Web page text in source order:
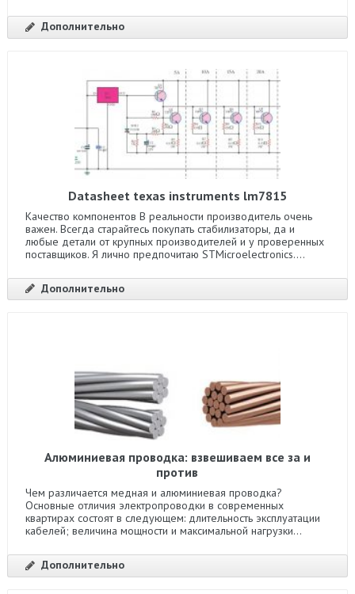
Дополнительно
Datasheet texas instruments lm7815
Качество компонентов В реальности производитель очень
важен. Всегда старайтесь покупать стабилизаторы, да и
любые детали от крупных производителей и у проверенных
поставщиков. Я лично предпочитаю STMicroelectronics....
Дополнительно
Алюминиевая проводка: взвешиваем все за и
против
Чем различается медная и алюминиевая проводка?
Основные отличия электропроводки в современных
квартирах состоят в следующем: длительность эксплуатации
кабелей; величина мощности и максимальной нагрузки...
Дополнительно